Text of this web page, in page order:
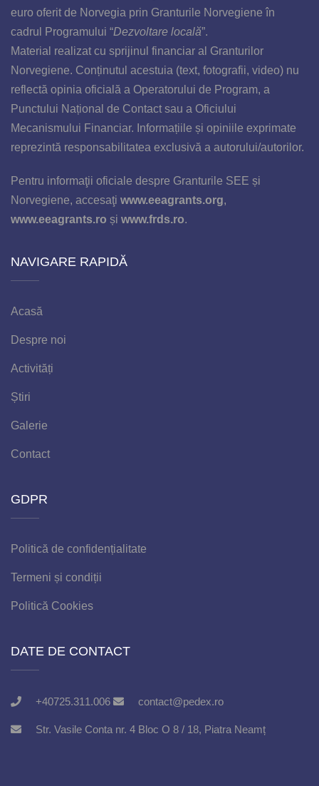
euro oferit de Norvegia prin Granturile Norvegiene în
cadrul
Programului “Dezvoltare locală”.
Material realizat cu sprijinul financiar al Granturilor
Norvegiene. Conținutul acestuia (text, fotografii, video) nu
reflectă opinia oficială a Operatorului de Program, a
Punctului Național de Contact sau a Oficiului
Mecanismului Financiar. Informațiile și opiniile exprimate
reprezintă responsabilitatea exclusivă a autorului/autorilor.
Pentru informaţii oficiale despre Granturile SEE și
Norvegiene, accesaţi www.eeagrants.org,
www.eeagrants.ro și www.frds.ro.
NAVIGARE RAPIDĂ
Acasă
Despre noi
Activități
Știri
Galerie
Contact
GDPR
Politică de confidențialitate
Termeni și condiții
Politică Cookies
DATE DE CONTACT
+40725.311.006 contact@pedex.ro
Str. Vasile Conta nr. 4 Bloc O 8 / 18, Piatra Neamț